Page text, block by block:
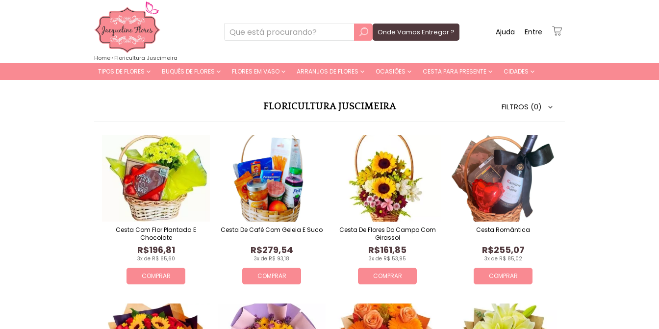
Onde Vamos Entregar ? Entre
Ajuda
TIPOS DE FLORES BUQUÊS DE FLORES FLORES EM VASO ARRANJOS DE FLORES OCASIÕES CESTA PARA PRESENTE CIDADES
Home Floricultura Juscimeira
FLORICULTURA JUSCIMEIRA FILTROS (0)
COMPRAR
3x de R$ 65,60
R$196,81
Cesta Com Flor Plantada E
Chocolate
COMPRAR
3x de R$ 93,18
R$279,54
Cesta De Café Com Geleia E Suco
COMPRAR
3x de R$ 53,95
R$161,85
Cesta De Flores Do Campo Com
Girassol
COMPRAR
3x de R$ 85,02
R$255,07
Cesta Romântica